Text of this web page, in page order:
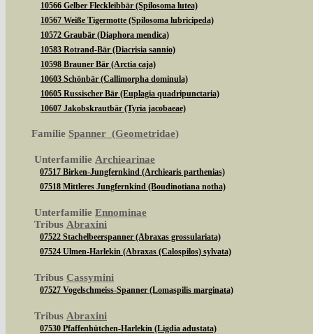
10566 Gelber Fleckleibbär (Spilosoma lutea)
10567 Weiße Tigermotte (Spilosoma lubricipeda)
10572 Graubär (Diaphora mendica)
10583 Rotrand-Bär (Diacrisia sannio)
10598 Brauner Bär (Arctia caja)
10603 Schönbär (Callimorpha dominula)
10605 Russischer Bär (Euplagia quadripunctaria)
10607 Jakobskrautbär (Tyria jacobaeae)
Familie Spanner (Geometridae)
Unterfamilie Archiearinae
07517 Birken-Jungfernkind (Archiearis parthenias)
07518 Mittleres Jungfernkind (Boudinotiana notha)
Unterfamilie Ennominae
Tribus Abraxini
07522 Stachelbeerspanner (Abraxas grossulariata)
07524 Ulmen-Harlekin (Abraxas (Calospilos) sylvata)
Tribus Cassymini
07527 Vogelschmeiss-Spanner (Lomaspilis marginata)
Tribus Abraxini
07530 Pfaffenhütchen-Harlekin (Ligdia adustata)